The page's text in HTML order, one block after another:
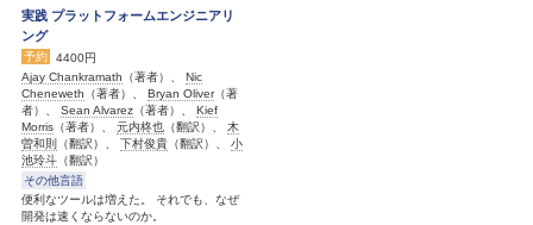
実践 プラットフォームエンジニアリ
ング
予約
4400円
Ajay Chankramath （著者）、 Nic
Cheneweth （著者）、 Bryan Oliver（著
者）、 Sean Alvarez （著者）、 Kief
Morris （著者）、 元内柊也 （翻訳）、 木
曽和則
（翻訳）、 下村俊貴 （翻訳）、 小
池玲斗 （翻訳）
その他言語
便利なツールは増えた。 それでも、なぜ
開発は速くならないのか。